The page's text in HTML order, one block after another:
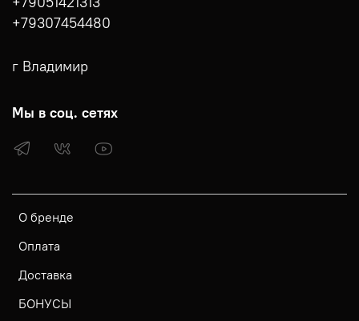
О бренде
Оплата
Доставка
БОНУСЫ
+79307454480
г Владимир
Мы в соц. сетях